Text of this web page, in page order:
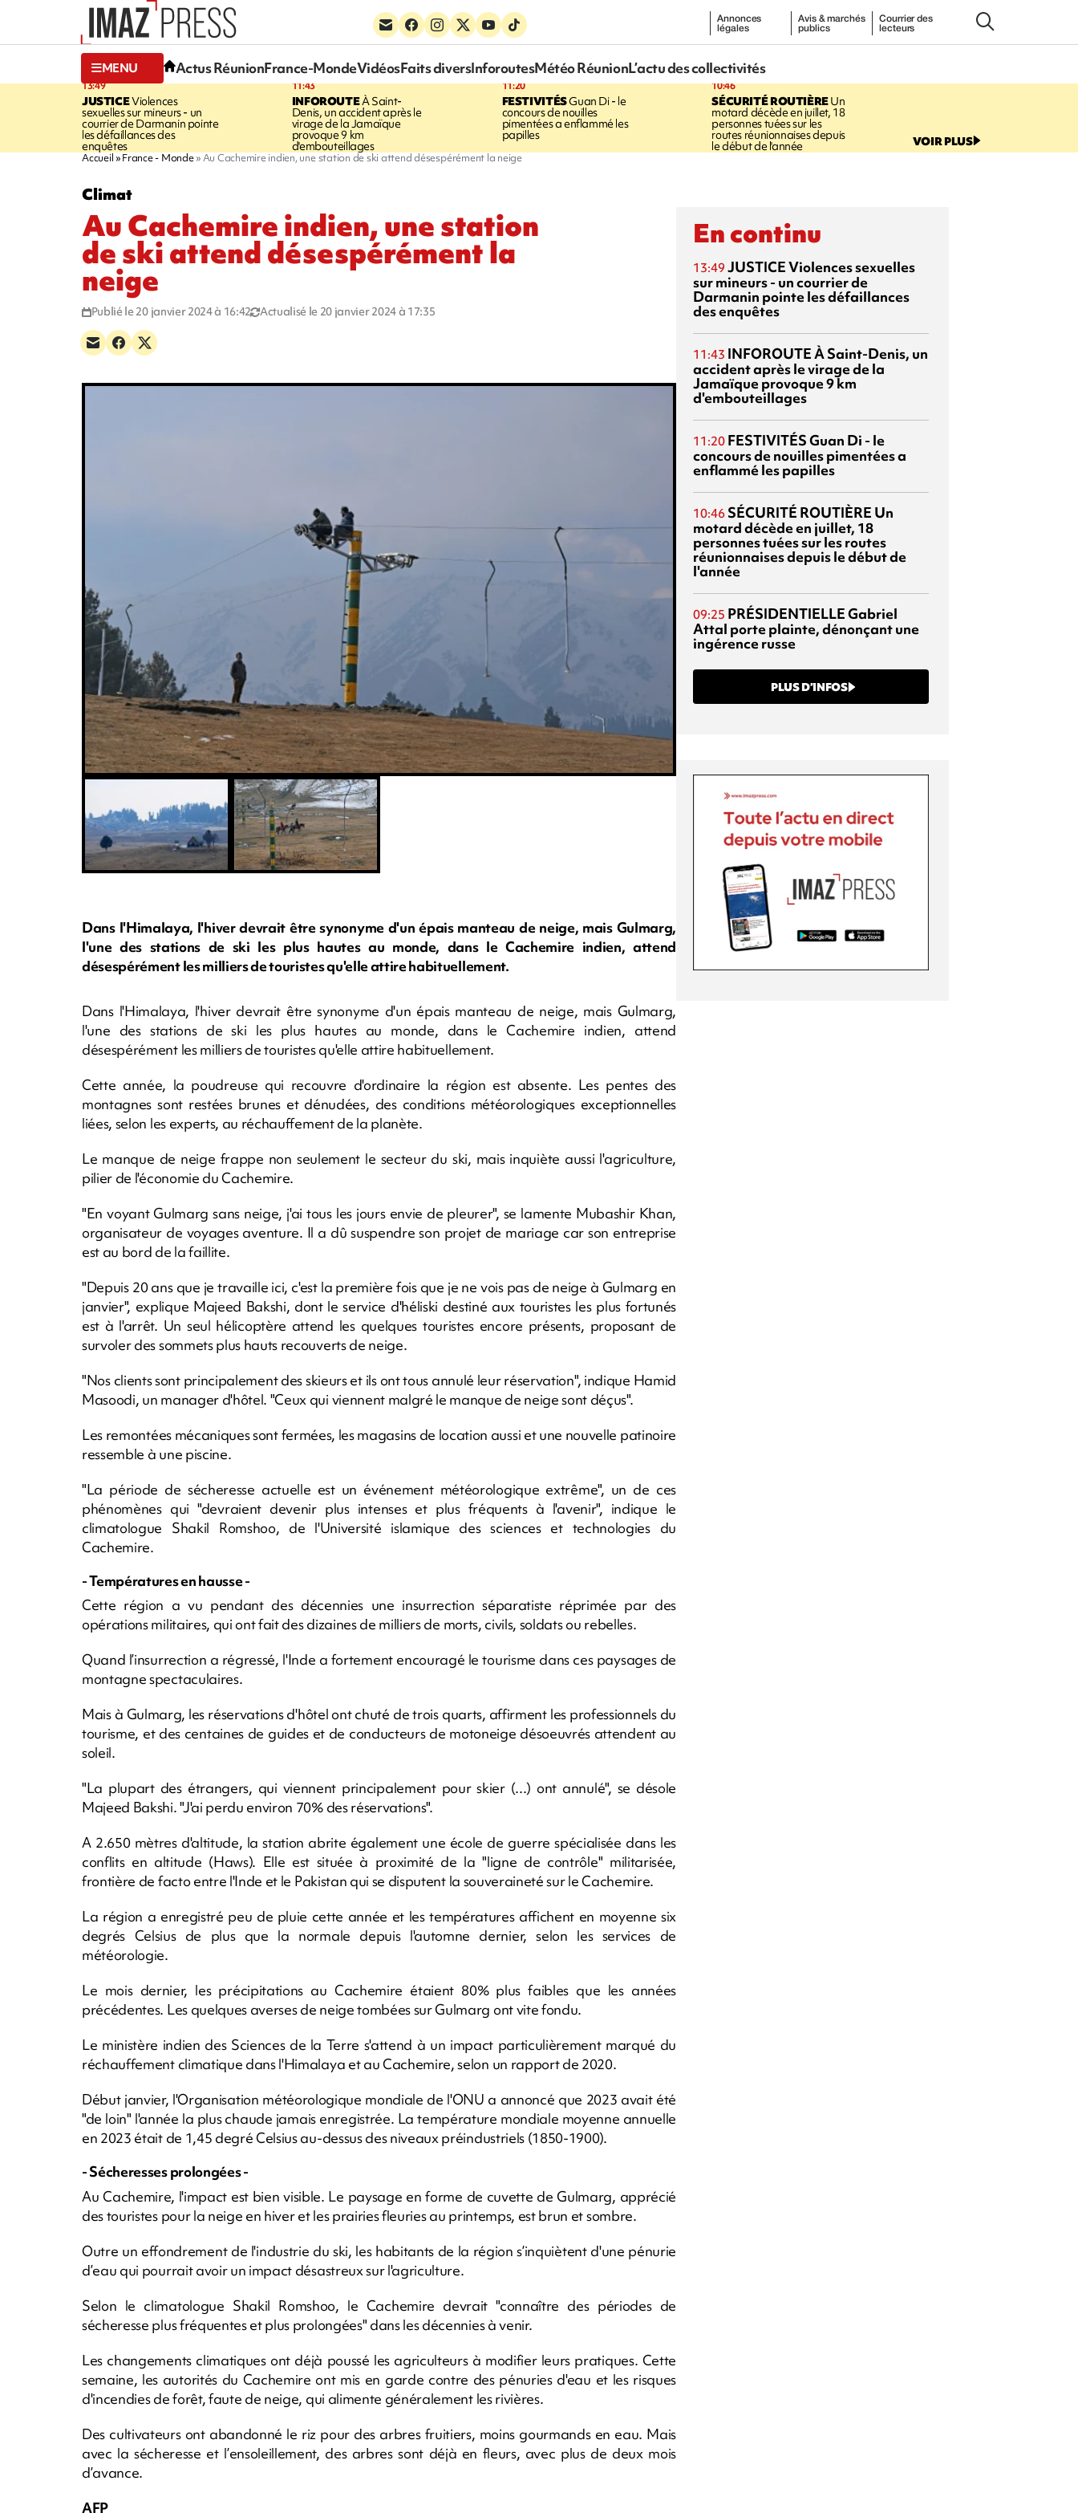
Annonces
légales
Avis & marchés
publics
Courrier des
lecteurs
MENU Actus RéunionFrance-MondeVidéosFaits diversInforoutesMétéo RéunionL’actu des collectivités
13:49
JUSTICEViolences
sexuelles sur mineurs - un
courrier de Darmanin pointe
les défaillances des
enquêtes
11:43
INFOROUTEÀ Saint-
Denis, un accident après le
virage de la Jamaïque
provoque 9 km
d'embouteillages
11:20
FESTIVITÉSGuan Di - le
concours de nouilles
pimentées a enflammé les
papilles
10:46
SÉCURITÉ ROUTIÈREUn
motard décède en juillet, 18
personnes tuées sur les
routes réunionnaises depuis
le début de l'année VOIR PLUS
Accueil France - Monde Au Cachemire indien, une station de ski attend désespérément la neige
Climat
Au Cachemire indien, une station
de ski attend désespérément la
neige
Publié le 20 janvier 2024 à 16:42 Actualisé le 20 janvier 2024 à 17:35
Dans l'Himalaya, l'hiver devrait être synonyme d'un épais manteau de neige, mais Gulmarg,
l'une des stations de ski les plus hautes au monde, dans le Cachemire indien, attend
désespérément les milliers de touristes qu'elle attire habituellement.
Dans l'Himalaya, l'hiver devrait être synonyme d'un épais manteau de neige, mais Gulmarg,
l'une des stations de ski les plus hautes au monde, dans le Cachemire indien, attend
désespérément les milliers de touristes qu'elle attire habituellement.
Cette année, la poudreuse qui recouvre d'ordinaire la région est absente. Les pentes des
montagnes sont restées brunes et dénudées, des conditions météorologiques exceptionnelles
liées, selon les experts, au réchauffement de la planète.
Le manque de neige frappe non seulement le secteur du ski, mais inquiète aussi l'agriculture,
pilier de l'économie du Cachemire.
"En voyant Gulmarg sans neige, j'ai tous les jours envie de pleurer", se lamente Mubashir Khan,
organisateur de voyages aventure. Il a dû suspendre son projet de mariage car son entreprise
est au bord de la faillite.
"Depuis 20 ans que je travaille ici, c'est la première fois que je ne vois pas de neige à Gulmarg en
janvier", explique Majeed Bakshi, dont le service d'héliski destiné aux touristes les plus fortunés
est à l'arrêt. Un seul hélicoptère attend les quelques touristes encore présents, proposant de
survoler des sommets plus hauts recouverts de neige.
"Nos clients sont principalement des skieurs et ils ont tous annulé leur réservation", indique Hamid
Masoodi, un manager d'hôtel. "Ceux qui viennent malgré le manque de neige sont déçus".
Les remontées mécaniques sont fermées, les magasins de location aussi et une nouvelle patinoire
ressemble à une piscine.
"La période de sécheresse actuelle est un événement météorologique extrême", un de ces
phénomènes qui "devraient devenir plus intenses et plus fréquents à l'avenir", indique le
climatologue Shakil Romshoo, de l'Université islamique des sciences et technologies du
Cachemire.
- Températures en hausse -
Cette région a vu pendant des décennies une insurrection séparatiste réprimée par des
opérations militaires, qui ont fait des dizaines de milliers de morts, civils, soldats ou rebelles.
Quand l’insurrection a régressé, l'Inde a fortement encouragé le tourisme dans ces paysages de
montagne spectaculaires.
Mais à Gulmarg, les réservations d'hôtel ont chuté de trois quarts, affirment les professionnels du
tourisme, et des centaines de guides et de conducteurs de motoneige désoeuvrés attendent au
soleil.
"La plupart des étrangers, qui viennent principalement pour skier (...) ont annulé", se désole
Majeed Bakshi. "J'ai perdu environ 70% des réservations".
A 2.650 mètres d'altitude, la station abrite également une école de guerre spécialisée dans les
conflits en altitude (Haws). Elle est située à proximité de la "ligne de contrôle" militarisée,
frontière de facto entre l'Inde et le Pakistan qui se disputent la souveraineté sur le Cachemire.
La région a enregistré peu de pluie cette année et les températures affichent en moyenne six
degrés Celsius de plus que la normale depuis l'automne dernier, selon les services de
météorologie.
Le mois dernier, les précipitations au Cachemire étaient 80% plus faibles que les années
précédentes. Les quelques averses de neige tombées sur Gulmarg ont vite fondu.
Le ministère indien des Sciences de la Terre s'attend à un impact particulièrement marqué du
réchauffement climatique dans l'Himalaya et au Cachemire, selon un rapport de 2020.
Début janvier, l'Organisation météorologique mondiale de l'ONU a annoncé que 2023 avait été
"de loin" l'année la plus chaude jamais enregistrée. La température mondiale moyenne annuelle
en 2023 était de 1,45 degré Celsius au-dessus des niveaux préindustriels (1850-1900).
- Sécheresses prolongées -
Au Cachemire, l'impact est bien visible. Le paysage en forme de cuvette de Gulmarg, apprécié
des touristes pour la neige en hiver et les prairies fleuries au printemps, est brun et sombre.
Outre un effondrement de l'industrie du ski, les habitants de la région s’inquiètent d'une pénurie
d’eau qui pourrait avoir un impact désastreux sur l'agriculture.
Selon le climatologue Shakil Romshoo, le Cachemire devrait "connaître des périodes de
sécheresse plus fréquentes et plus prolongées" dans les décennies à venir.
Les changements climatiques ont déjà poussé les agriculteurs à modifier leurs pratiques. Cette
semaine, les autorités du Cachemire ont mis en garde contre des pénuries d'eau et les risques
d'incendies de forêt, faute de neige, qui alimente généralement les rivières.
Des cultivateurs ont abandonné le riz pour des arbres fruitiers, moins gourmands en eau. Mais
avec la sécheresse et l’ensoleillement, des arbres sont déjà en fleurs, avec plus de deux mois
d’avance.
AFP
En continu
13:49 JUSTICEViolences sexuelles
sur mineurs - un courrier de
Darmanin pointe les défaillances
des enquêtes
11:43 INFOROUTEÀ Saint-Denis, un
accident après le virage de la
Jamaïque provoque 9 km
d'embouteillages
11:20 FESTIVITÉSGuan Di - le
concours de nouilles pimentées a
enflammé les papilles
10:46 SÉCURITÉ ROUTIÈRE Un
motard décède en juillet, 18
personnes tuées sur les routes
réunionnaises depuis le début de
l'année
09:25 PRÉSIDENTIELLEGabriel
Attal porte plainte, dénonçant une
ingérence russe
PLUS D’INFOS